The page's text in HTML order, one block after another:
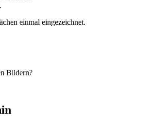
einmal eingezeichnet.
Bildern?